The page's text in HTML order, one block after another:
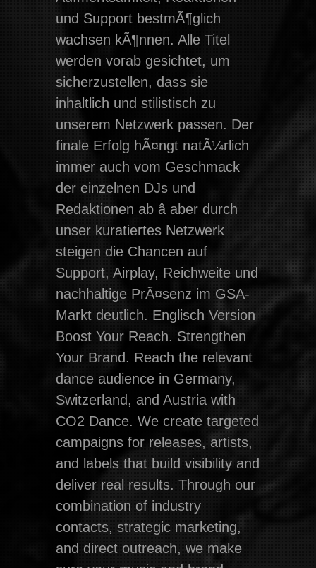
und Support bestmÃ¶glich
wachsen kÃ¶nnen. Alle Titel
werden vorab gesichtet, um
sicherzustellen, dass sie
inhaltlich und stilistisch zu
unserem Netzwerk passen. Der
finale Erfolg hÃ¤ngt natÃ¼rlich
immer auch vom Geschmack
der einzelnen DJs und
Redaktionen ab â aber durch
unser kuratiertes Netzwerk
steigen die Chancen auf
Support, Airplay, Reichweite und
nachhaltige PrÃ¤senz im GSA-
Markt deutlich. Englisch Version
Boost Your Reach. Strengthen
Your Brand. Reach the relevant
dance audience in Germany,
Switzerland, and Austria with
CO2 Dance. We create targeted
campaigns for releases, artists,
and labels that build visibility and
deliver real results. Through our
combination of industry
contacts, strategic marketing,
and direct outreach, we make